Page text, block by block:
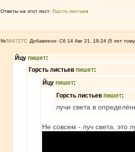
Ответы на этот пост: Горсть листьев
№584727 Добавлено: Сб 14 Авг 21, 19:24 (5 лет
Йцу пишет:
Горсть листьев пишет:
Йцу пишет:
Горсть листьев пишет:
лучи света в
Не совсем - луч света, это